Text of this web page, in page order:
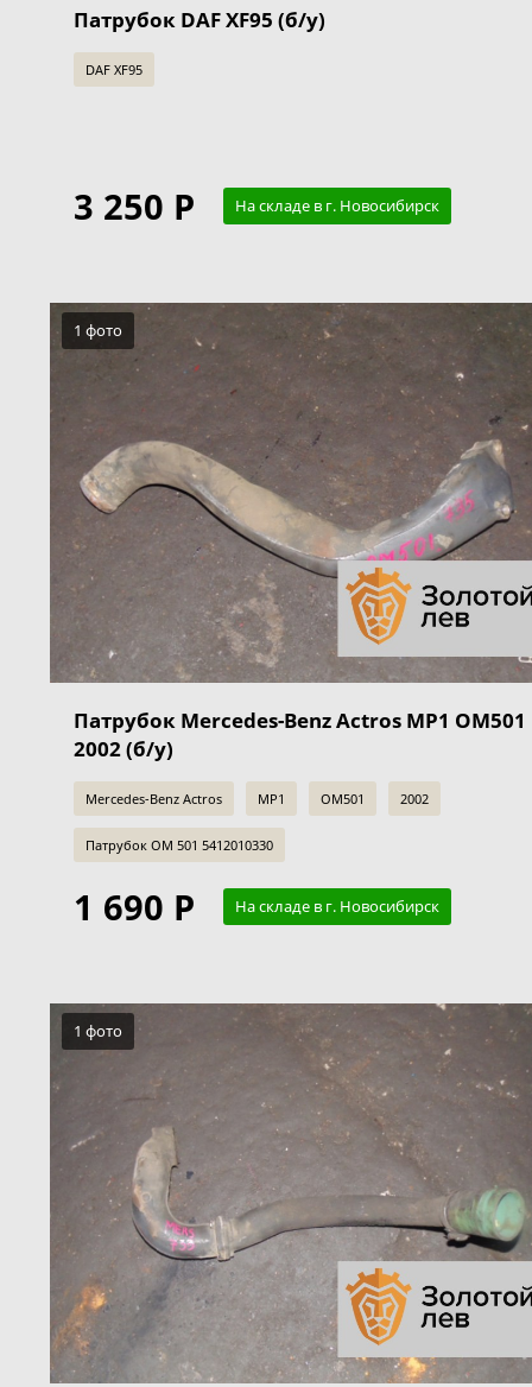
Патрубок DAF XF95 (б/у)
DAF XF95
3 250 Р На складе в г. Новосибирск
1 фото
Патрубок Mercedes-Benz Actros MP1 OM501
2002 (б/у)
Mercedes-Benz Actros MP1 OM501 2002
Патрубок OM 501 5412010330
1 690 Р На складе в г. Новосибирск
1 фото